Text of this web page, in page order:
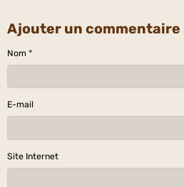
Ajouter un commentaire
Nom
E-mail
Site Internet